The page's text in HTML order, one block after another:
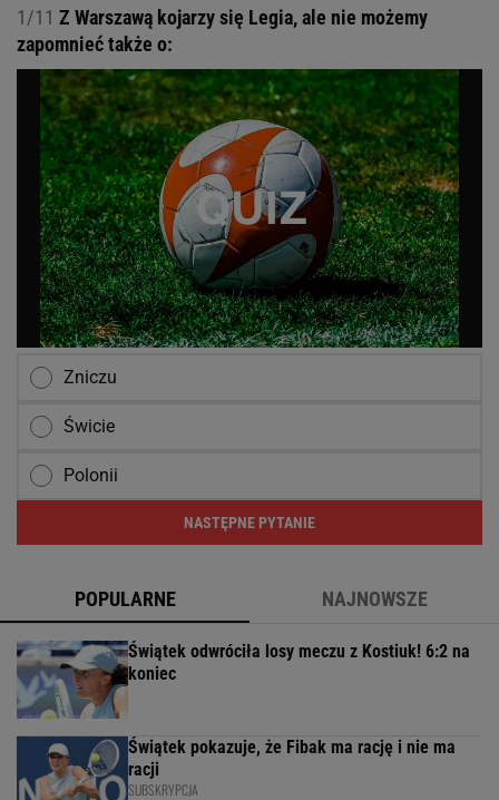
1/11 Z Warszawą kojarzy się Legia, ale nie możemy
zapomnieć także o:
Zniczu
Świcie
Polonii
NASTĘPNE PYTANIE
POPULARNE NAJNOWSZE
Świątek odwróciła losy meczu z Kostiuk! 6:2 na
koniec
Świątek pokazuje, że Fibak ma rację i nie ma
racji
SUBSKRYPCJA